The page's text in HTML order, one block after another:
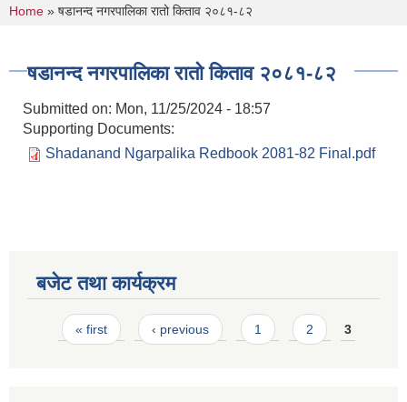
You are here
Home » षडानन्द नगरपालिका रातो किताव २०८१-८२
षडानन्द नगरपालिका रातो किताव २०८१-८२
Submitted on: Mon, 11/25/2024 - 18:57
Supporting Documents:
Shadanand Ngarpalika Redbook 2081-82 Final.pdf
बजेट तथा कार्यक्रम
Pages
« first ‹ previous 1 2 3